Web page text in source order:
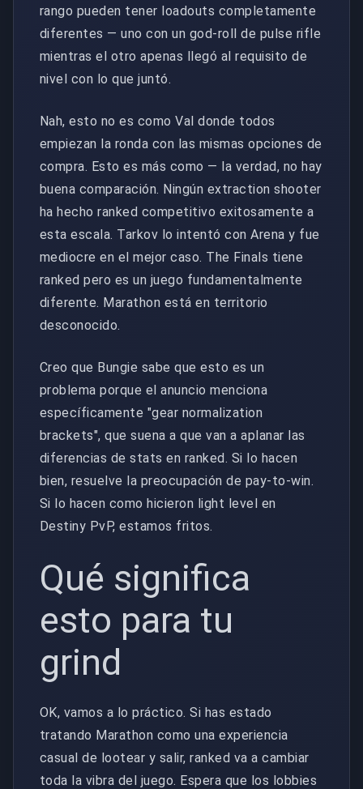
rango pueden tener loadouts completamente
diferentes — uno con un god-roll de pulse rifle
mientras el otro apenas llegó al requisito de
nivel con lo que juntó.
Nah, esto no es como Val donde todos
empiezan la ronda con las mismas opciones de
compra. Esto es más como — la verdad, no hay
buena comparación. Ningún extraction shooter
ha hecho ranked competitivo exitosamente a
esta escala. Tarkov lo intentó con Arena y fue
mediocre en el mejor caso. The Finals tiene
ranked pero es un juego fundamentalmente
diferente. Marathon está en territorio
desconocido.
Creo que Bungie sabe que esto es un
problema porque el anuncio menciona
específicamente "gear normalization
brackets", que suena a que van a aplanar las
diferencias de stats en ranked. Si lo hacen
bien, resuelve la preocupación de pay-to-win.
Si lo hacen como hicieron light level en
Destiny PvP, estamos fritos.
Qué significa
esto para tu
grind
OK, vamos a lo práctico. Si has estado
tratando Marathon como una experiencia
casual de lootear y salir, ranked va a cambiar
toda la vibra del juego. Espera que los lobbies